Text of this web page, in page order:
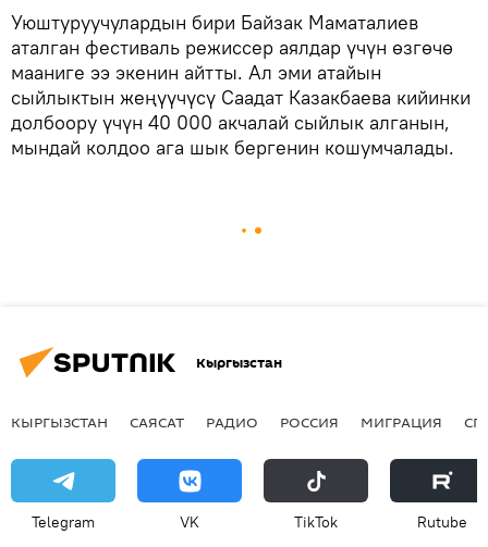
Уюштуруучулардын бири Байзак Маматалиев
аталган фестиваль режиссер аялдар үчүн өзгөчө
мааниге ээ экенин айтты. Ал эми атайын
сыйлыктын жеңүүчүсү Саадат Казакбаева кийинки
долбоору үчүн 40 000 акчалай сыйлык алганын,
мындай колдоо ага шык бергенин кошумчалады.
Кыргызстан
КЫРГЫЗСТАН САЯСАТ РАДИО РОССИЯ МИГРАЦИЯ
Telegram VK ТikТоk Rutube